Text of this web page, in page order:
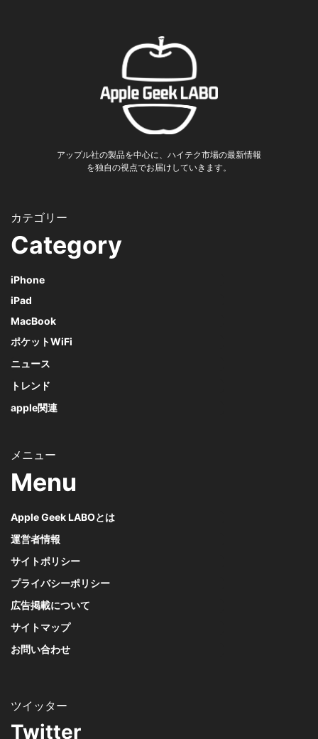
アップル社の製品を中心に、ハイテク市場の最新情報
を独自の視点でお届けしていきます。
Category
iPhone
iPad
MacBook
ポケットWiFi
ニュース
トレンド
apple関連
Menu
Apple Geek LABOとは
運営者情報
サイトポリシー
プライバシーポリシー
広告掲載について
サイトマップ
お問い合わせ
Twitter